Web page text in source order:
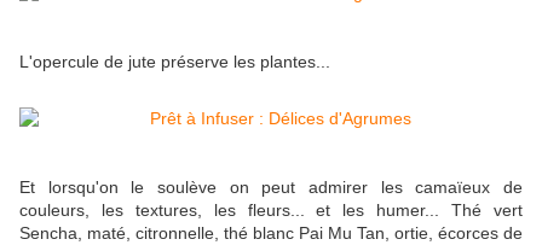
L'opercule de jute préserve les plantes...
Et lorsqu'on le soulève on peut admirer les camaïeux de
couleurs, les textures, les fleurs... et les humer...Thé vert
Sencha, maté, citronnelle, thé blanc Pai Mu Tan, ortie, écorces de